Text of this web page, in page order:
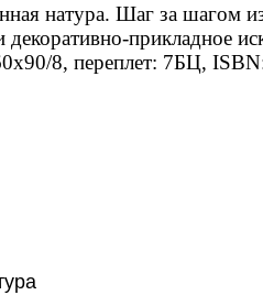
натура. Шаг за шагом
прикладное
8, переплет: 7БЦ,